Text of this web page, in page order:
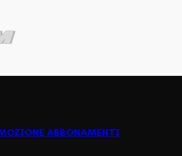
ABBONAMENTI